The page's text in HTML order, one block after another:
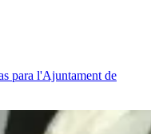
para l'Ajuntament de